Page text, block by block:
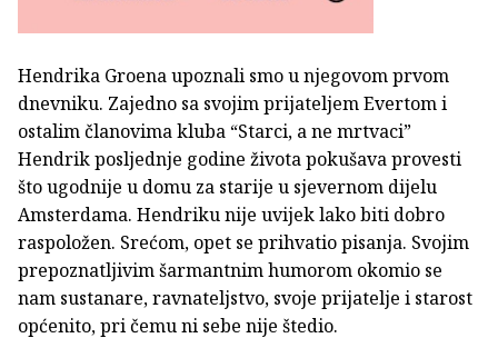
Hendrika Groena upoznali smo u njegovom prvom
dnevniku. Zajedno sa svojim prijateljem Evertom i
ostalim članovima kluba “Starci, a ne mrtvaci”
Hendrik posljednje godine života pokušava provesti
što ugodnije u domu za starije u sjevernom dijelu
Amsterdama. Hendriku nije uvijek lako biti dobro
raspoložen. Srećom, opet se prihvatio pisanja. Svojim
prepoznatljivim šarmantnim humorom okomio se
nam sustanare, ravnateljstvo, svoje prijatelje i starost
općenito, pri čemu ni sebe nije štedio.